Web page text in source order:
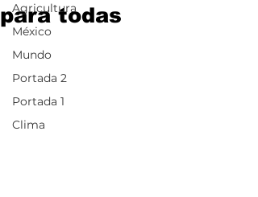
Agricultura
México
Mundo
Portada 2
Portada 1
Clima
para todas